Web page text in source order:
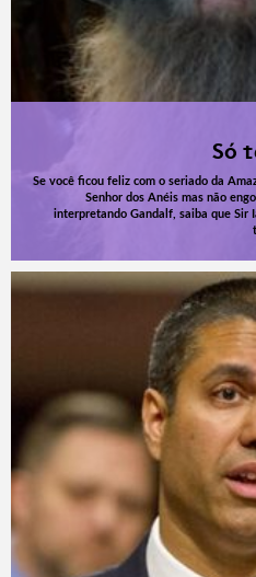
Só
Se você ficou feliz com o seriado da
Senhor dos Anéis mas não
interpretando Gandalf, saiba que Sir